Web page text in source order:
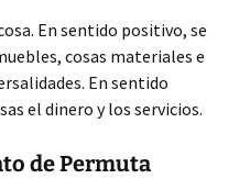
En sentido positivo, se
cosas materiales e
En sentido
el dinero y los servicios.
de Permuta